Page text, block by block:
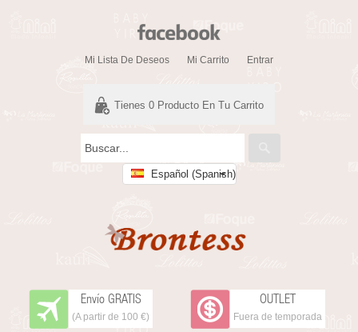
Mi Lista De Deseos Mi Carrito Entrar
Tienes 0 Producto En Tu Carrito
Español (Spanish)
Envío GRATIS
(A partir de 100 €)
OUTLET
Fuera de temporada